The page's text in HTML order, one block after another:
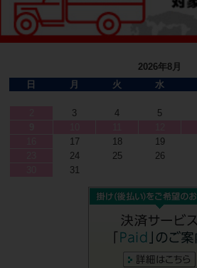
2026年8月
日
月 火 水
3 4 5
17 18 19
24 25 26
31